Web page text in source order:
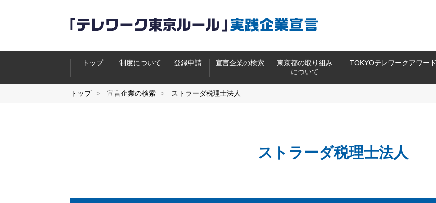
トップ 制度について 登録申請 宣言企業の検索
東京都の取り組み
について
TOKYOテレワークアワード
トップ 宣言企業の検索 ストラーダ税理士法人
ストラーダ税理士法人